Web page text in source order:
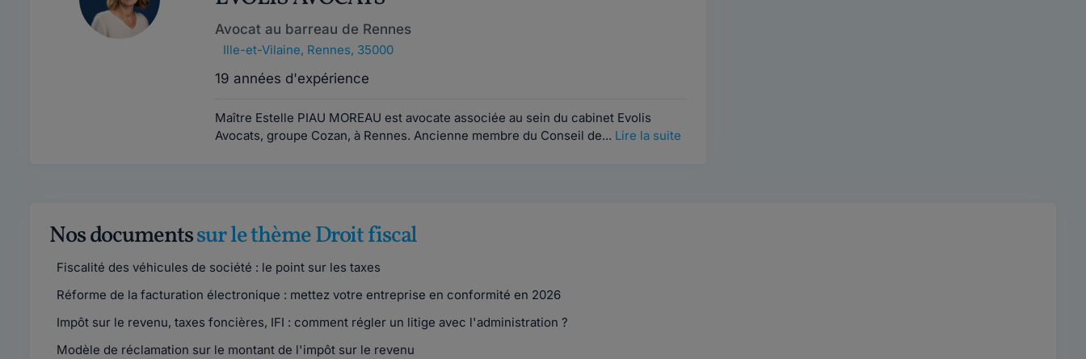
Avocat au barreau de Rennes
Ille-et-Vilaine, Rennes, 35000
19 années d'expérience
Maître Estelle PIAU MOREAU est avocate associée au sein du cabinet Evolis
Avocats, groupe Cozan, à Rennes. Ancienne membre du Conseil de... Lire la suite
Nos documentssur le thème Droit fiscal
Fiscalité des véhicules de société : le point sur les taxes
Réforme de la facturation électronique : mettez votre entreprise en conformité en 2026
Impôt sur le revenu, taxes foncières, IFI : comment régler un litige avec l'administration ?
Modèle de réclamation sur le montant de l'impôt sur le revenu